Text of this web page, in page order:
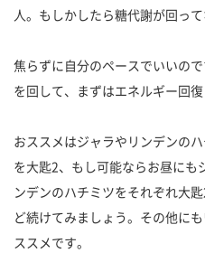
人。もしかしたら糖代謝が回って
焦らずに自分のペースでいいの
を回して、まずはエネルギー回復
おススメはジャラやリンデンの
を大匙2、もし可能ならお昼にも
ンデンのハチミツをそれぞれ大
ど続けてみましょう。その他に
ススメです。